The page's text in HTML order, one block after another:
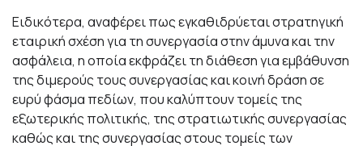
Ειδικότερα, αναφέρει πως εγκαθιδρύεται στρατηγική
εταιρική σχέση για τη συνεργασία στην άμυνα και την
ασφάλεια, η οποία εκφράζει τη διάθεση για εμβάθυνση
της διμερούς τους συνεργασίας και κοινή δράση σε
ευρύ φάσμα πεδίων, που καλύπτουν τομείς της
εξωτερικής πολιτικής, της στρατιωτικής συνεργασίας
καθώς και της συνεργασίας στους τομείς των